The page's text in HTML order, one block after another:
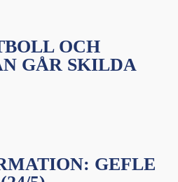
OCH
GÅR SKILDA
GEFLE